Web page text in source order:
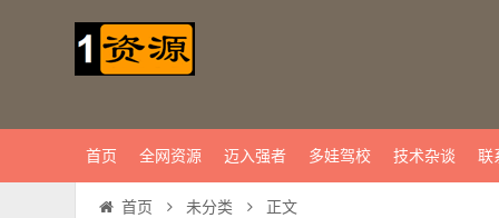
首页 全网资源 迈入强者 多娃驾校 技术杂谈 联
首页 未分类 正文